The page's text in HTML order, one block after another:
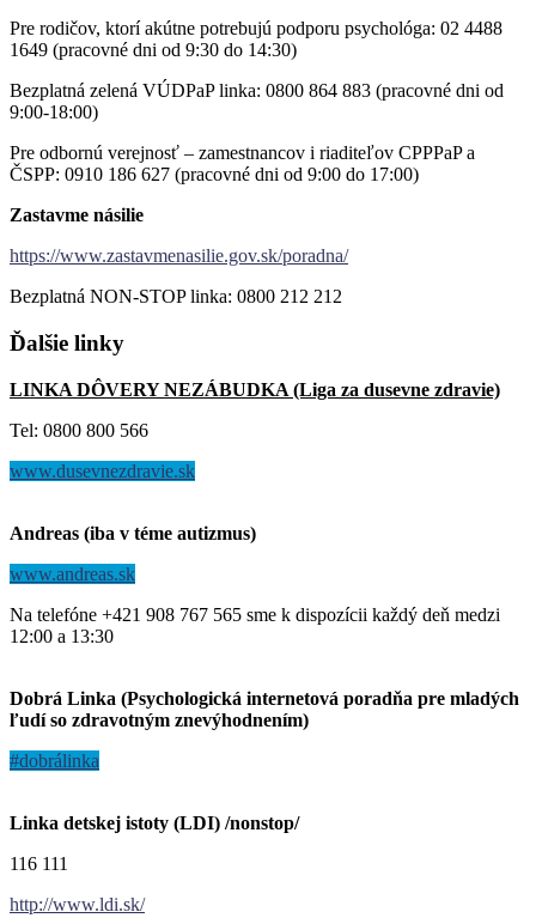
Pre rodičov, ktorí akútne potrebujú podporu psychológa: 02 4488
1649 (pracovné dni od 9:30 do 14:30)
Bezplatná zelená VÚDPaP linka: 0800 864 883 (pracovné dni od
9:00-18:00)
Pre odbornú verejnosť – zamestnancov i riaditeľov CPPPaP a
ČSPP: 0910 186 627 (pracovné dni od 9:00 do 17:00)
Zastavme násilie
https://www.zastavmenasilie.gov.sk/poradna/
Bezplatná NON-STOP linka: 0800 212 212
Ďalšie linky
LINKA DÔVERY NEZÁBUDKA (Liga za dusevne zdravie)
Tel: 0800 800 566
www.dusevnezdravie.sk
Andreas (iba v téme autizmus)
www.andreas.sk
Na telefóne +421 908 767 565 sme k dispozícii každý deň medzi
12:00 a 13:30
Dobrá Linka (Psychologická internetová poradňa pre mladých
ľudí so zdravotným znevýhodnením)
#dobrálinka
Linka detskej istoty (LDI) /nonstop/
116 111
http://www.ldi.sk/